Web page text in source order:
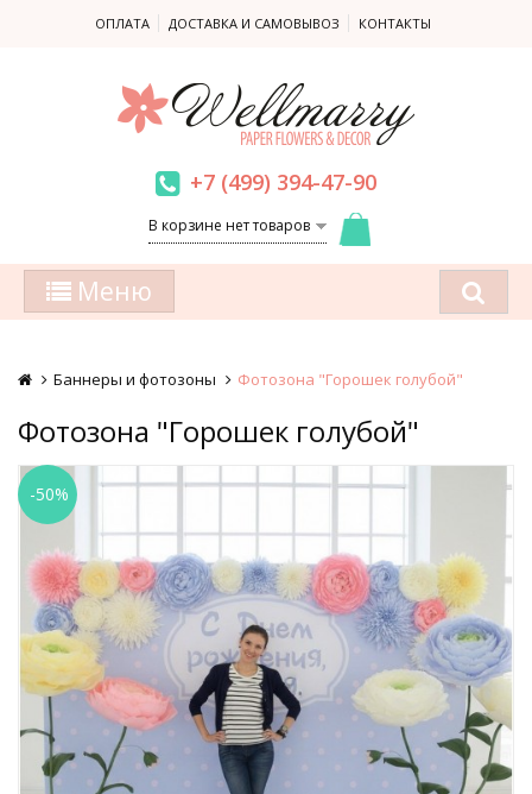
ОПЛАТА ДОСТАВКА И САМОВЫВОЗ КОНТАКТЫ
+7 (499) 394-47-90
В корзине нет товаров
Меню
Баннеры и фотозоны Фотозона "Горошек голубой"
Фотозона "Горошек голубой"
-50%